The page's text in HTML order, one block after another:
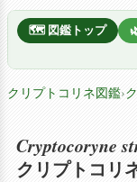
🗺️ 図鑑トップ
クリプトコリネ図鑑›
Cryptocoryne
クリプトコリ